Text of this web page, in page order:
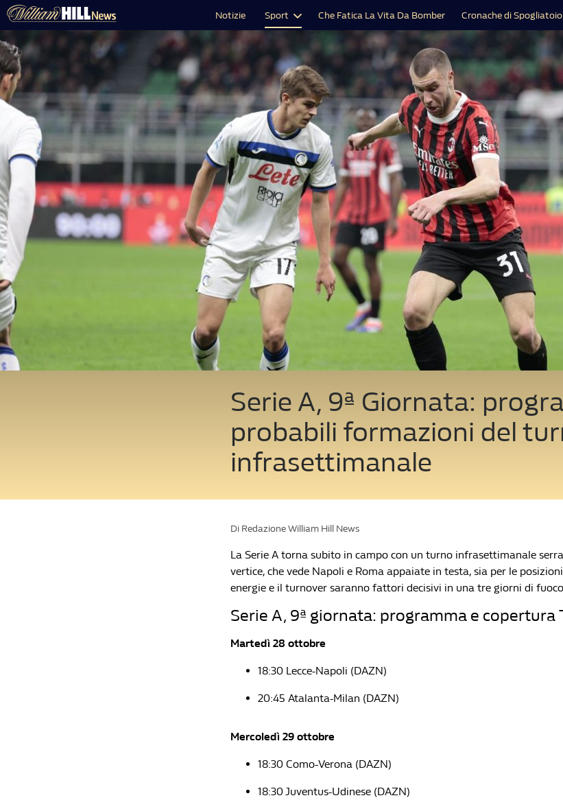
Notizie Sport Che Fatica La Vita Da Bomber Cronache di Spogliatoio
Serie A, 9ª Giornata:
probabili formazioni del
infrasettimanale
Di Redazione William Hill News
La Serie A torna subito in campo con un turno infrasettimanale
vertice, che vede Napoli e Roma appaiate in testa, sia per le
energie e il turnover saranno fattori decisivi in una tre giorni di
Serie A, 9ª giornata: programma e copertura
Martedì 28 ottobre
18:30 Lecce-Napoli (DAZN)
20:45 Atalanta-Milan (DAZN)
Mercoledì 29 ottobre
18:30 Como-Verona (DAZN)
18:30 Juventus-Udinese (DAZN)